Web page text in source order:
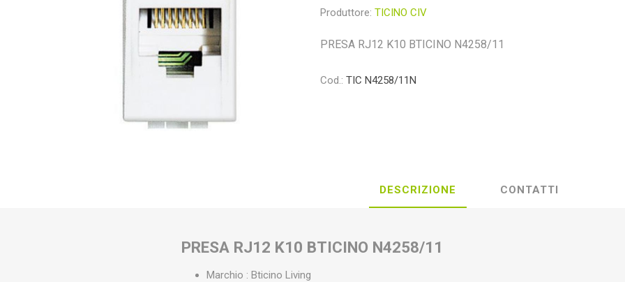
Produttore: TICINO CIV
PRESA RJ12 K10 BTICINO N4258/11
Cod.: TIC N4258/11N
DESCRIZIONE CONTATTI
PRESA RJ12 K10 BTICINO N4258/11
Marchio : Bticino Living